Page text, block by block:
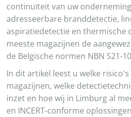
continuïteit van uw
adresseerbare branddetectie,
aspiratiedetectie en thermische
meeste magazijnen de
de Belgische normen NBN S21-
In dit artikel leest u welke
magazijnen, welke
inzet en hoe wij in Limburg al
en INCERT-conforme